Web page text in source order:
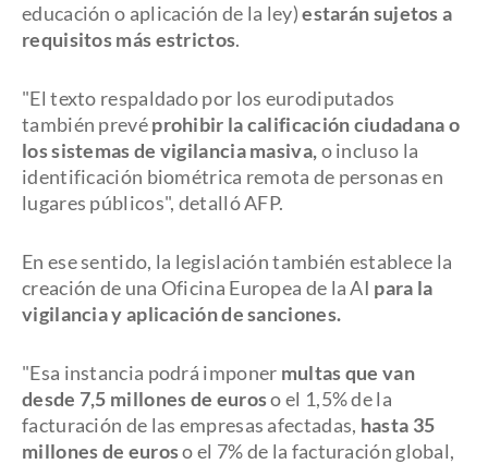
educación o aplicación de la ley)estarán sujetos a
requisitos más estrictos.
"El texto respaldado por los eurodiputados
también prevéprohibir la calificación ciudadana o
los sistemas de vigilancia masiva,o incluso la
identificación biométrica remota de personas en
lugares públicos", detalló AFP.
En ese sentido, la legislación también establece la
creación de una Oficina Europea de la AI para la
vigilancia y aplicación de sanciones.
"Esa instancia podrá imponer multas que van
desde 7,5 millones de euroso el 1,5% de la
facturación de las empresas afectadas, hasta 35
millones de euroso el 7% de la facturación global,